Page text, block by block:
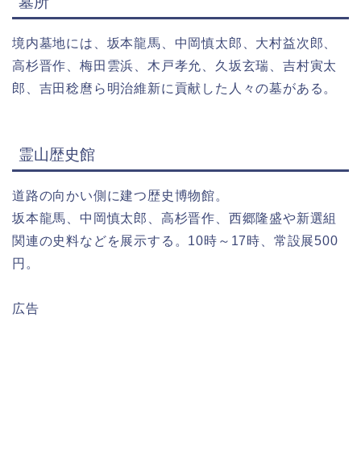
境内墓地には、坂本龍馬、中岡慎太郎、大村益次郎、
高杉晋作、梅田雲浜、木戸孝允、久坂玄瑞、吉村寅太
郎、吉田稔麿ら明治維新に貢献した人々の墓がある。
霊山歴史館
道路の向かい側に建つ歴史博物館。
坂本龍馬、中岡慎太郎、高杉晋作、西郷隆盛や新選組
関連の史料などを展示する。10時～17時、常設展500
円。
広告